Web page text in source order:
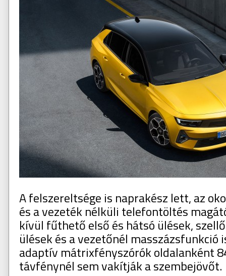
A felszereltsége is naprakész lett, az
és a vezeték nélküli telefontöltés
kívül fűthető első és hátsó ülések,
ülések és a vezetőnél masszázsfunkció
adaptív mátrixfényszórók oldalanként
távfénynél sem vakítják a szembejövőt.